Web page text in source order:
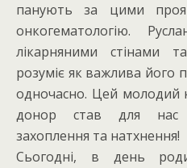
панують за цими
онкогематологію.
лікарняними стінами
розуміє як важлива його
одночасно. Цей молодий
донор став для нас
захоплення та натхнення!
Сьогодні, в день